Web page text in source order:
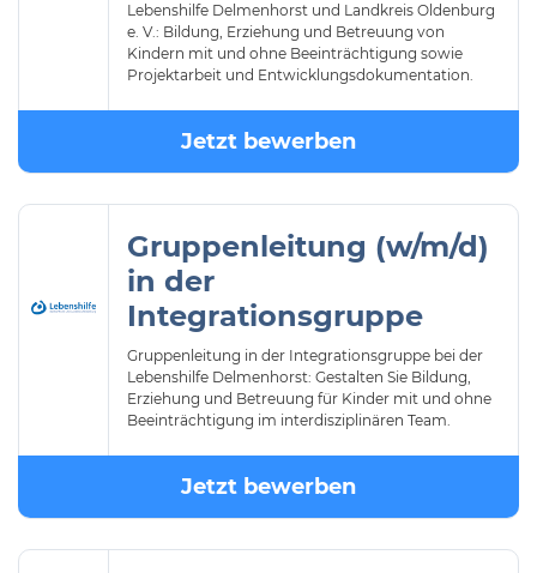
Lebenshilfe Delmenhorst und Landkreis Oldenburg
e. V.: Bildung, Erziehung und Betreuung von
Kindern mit und ohne Beeinträchtigung sowie
Projektarbeit und Entwicklungsdokumentation.
Jetzt bewerben
Gruppenleitung (w/m/d)
in der
Integrationsgruppe
Gruppenleitung in der Integrationsgruppe bei der
Lebenshilfe Delmenhorst: Gestalten Sie Bildung,
Erziehung und Betreuung für Kinder mit und ohne
Beeinträchtigung im interdisziplinären Team.
Jetzt bewerben